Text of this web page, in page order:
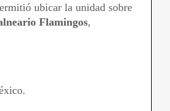
ubicar la unidad sobre
Flamingos,